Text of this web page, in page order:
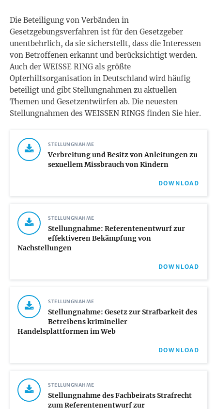
Die Beteiligung von Verbänden in
Gesetzgebungsverfahren ist für den Gesetzgeber
unentbehrlich, da sie sicherstellt, dass die Interessen
von Betroffenen erkannt und berücksichtigt werden.
Auch der WEISSE RING als größte
Opferhilfsorganisation in Deutschland wird häufig
beteiligt und gibt Stellungnahmen zu aktuellen
Themen und Gesetzentwürfen ab. Die neuesten
Stellungnahmen des WEISSEN RINGS finden Sie hier.
STELLUNGNAHME
Verbreitung und Besitz von Anleitungen zu
sexuellem Missbrauch von Kindern
DOWNLOAD
STELLUNGNAHME
Stellungnahme: Referentenentwurf zur
effektiveren Bekämpfung von
Nachstellungen
DOWNLOAD
STELLUNGNAHME
Stellungnahme: Gesetz zur Strafbarkeit des
Betreibens krimineller
Handelsplattformen im Web
DOWNLOAD
STELLUNGNAHME
Stellungnahme des Fachbeirats Strafrecht
zum Referentenentwurf zur